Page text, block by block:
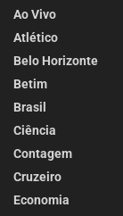
Ao Vivo
Atlético
Belo Horizonte
Betim
Brasil
Ciência
Contagem
Cruzeiro
Economia